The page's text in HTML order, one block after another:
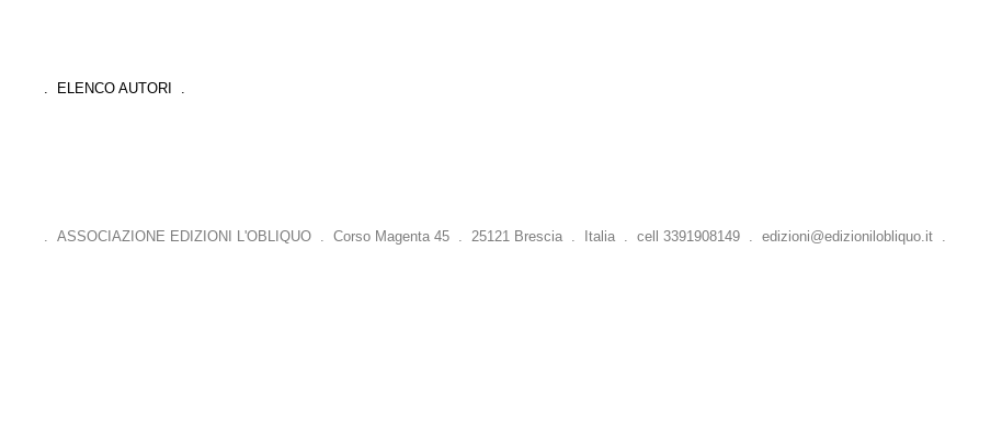
. ELENCO AUTORI .
. ASSOCIAZIONE EDIZIONI L'OBLIQUO . Corso Magenta 45 . 25121 Brescia . Italia . cell 3391908149 .edizioni@edizionilobliquo.it .